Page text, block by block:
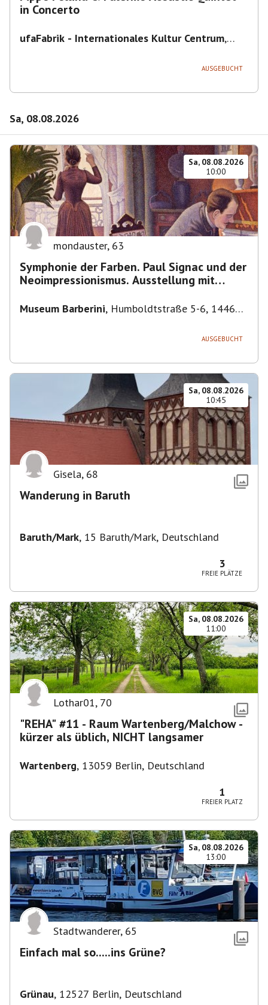
in Concerto
ufaFabrik - Internationales Kultur Centrum,
AUSGEBUCHT
Sa, 08.08.2026
Sa, 08.08.2026
10:00
mondauster, 63
Symphonie der Farben. Paul Signac und der
Neoimpressionismus. Ausstellung mit
Museum Barberini, Humboldtstraße 5-6, 14467
AUSGEBUCHT
Sa, 08.08.2026
10:45
Gisela, 68
Wanderung in Baruth
Baruth/Mark, 15 Baruth/Mark, Deutschland
3
FREIE PLÄTZE
Sa, 08.08.2026
11:00
Lothar01, 70
"REHA" #11 - Raum Wartenberg/Malchow -
kürzer als üblich, NICHT langsamer
Wartenberg, 13059 Berlin, Deutschland
1
FREIER PLATZ
Sa, 08.08.2026
13:00
Stadtwanderer, 65
Einfach mal so.....ins Grüne?
Grünau, 12527 Berlin, Deutschland